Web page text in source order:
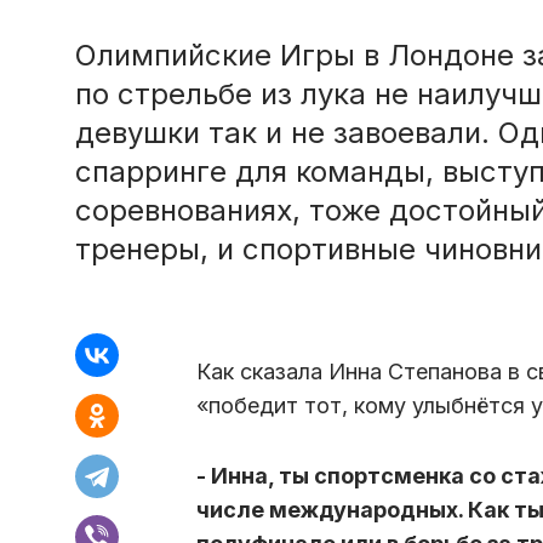
Олимпийские Игры в Лондоне
по стрельбе из лука не
девушки так и не завоевали.
спарринге для команды,
соревнованиях, тоже
тренеры, и спортивные
Как сказала Инна Степанова в
«победит тот, кому улыбнётся
- Инна, ты спортсменка со
числе международных. Как